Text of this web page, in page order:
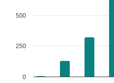
0
250
500